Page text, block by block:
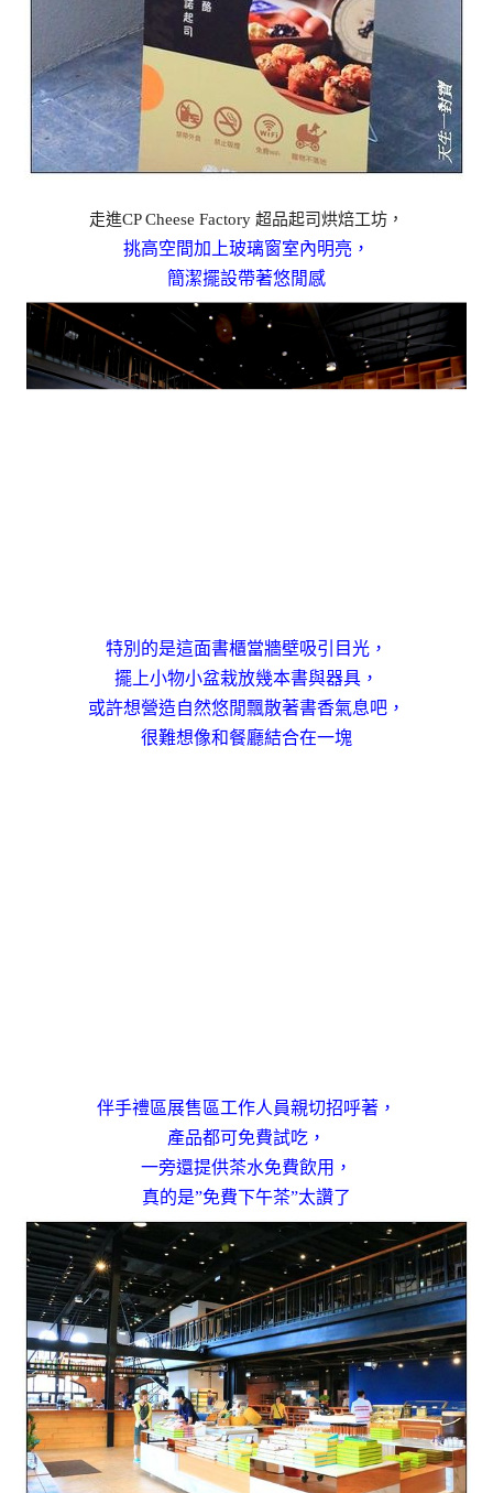
走進CP Cheese Factory 超品起司烘焙工坊，
挑高空間加上玻璃窗室內明亮，
簡潔擺設帶著悠閒感
特別的是這面書櫃當牆壁吸引目光，
擺上小物小盆栽放幾本書與器具，
或許想營造自然悠閒飄散著書香氣息吧，
很難想像和餐廳結合在一塊
伴手禮區展售區工作人員親切招呼著，
產品都可免費試吃，
一旁還提供茶水免費飲用，
真的是”免費下午茶”太讚了